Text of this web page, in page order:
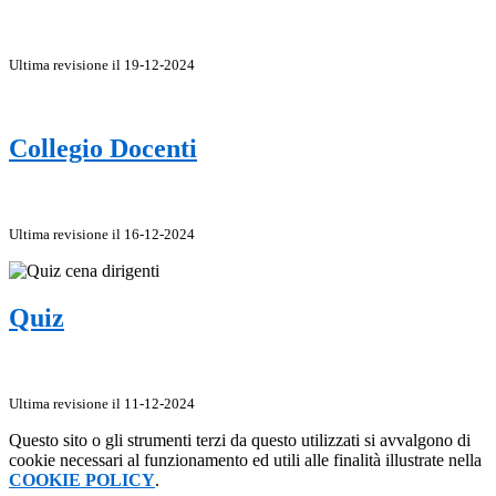
Ultima revisione il 19-12-2024
Collegio Docenti
Ultima revisione il 16-12-2024
Quiz
Ultima revisione il 11-12-2024
Questo sito o gli strumenti terzi da questo utilizzati si avvalgono di
cookie necessari al funzionamento ed utili alle finalità illustrate nella
COOKIE POLICY.